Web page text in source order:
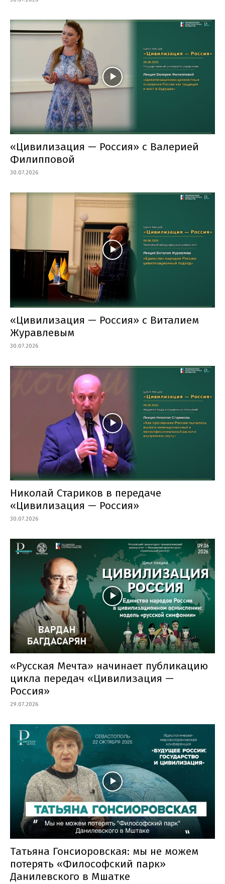
«Цивилизация — Россия» с Валерией
Филипповой
30.07.2026
«Цивилизация — Россия» с Виталием
Журавлевым
30.07.2026
Николай Стариков в передаче
«Цивилизация — Россия»
30.07.2026
«Русская Мечта» начинает публикацию
цикла передач «Цивилизация —
Россия»
29.07.2026
Татьяна Гонсиоровская: мы не можем
потерять «Философский парк»
Данилевского в Мшатке